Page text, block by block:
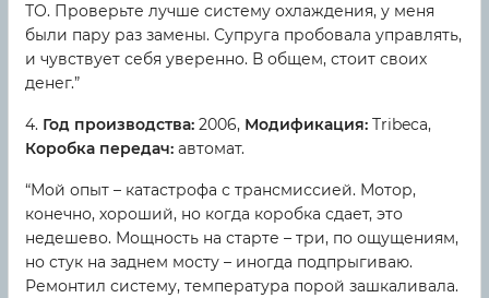
ТО. Проверьте лучше систему охлаждения, у меня
были пару раз замены. Супруга пробовала управлять,
и чувствует себя уверенно. В общем, стоит своих
денег.”
4. Год производства: 2006, Модификация: Tribeca,
Коробка передач: автомат.
“Мой опыт – катастрофа с трансмиссией. Мотор,
конечно, хороший, но когда коробка сдает, это
недешево. Мощность на старте – три, по ощущениям,
но стук на заднем мосту – иногда подпрыгиваю.
Ремонтил систему, температура порой зашкаливала.